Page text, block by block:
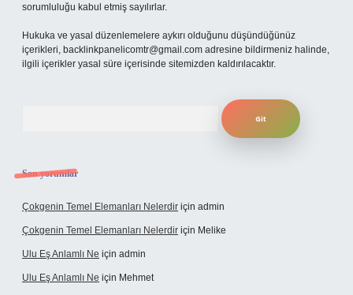
sorumluluğu kabul etmiş sayılırlar.
Hukuka ve yasal düzenlemelere aykırı olduğunu düşündüğünüz
içerikleri, backlinkpanelicomtr@gmail.com adresine bildirmeniz halinde,
ilgili içerikler yasal süre içerisinde sitemizden kaldırılacaktır.
Son yorumlar
Çokgenin Temel Elemanları Nelerdir için admin
Çokgenin Temel Elemanları Nelerdir için Melike
Ulu Eş Anlamlı Ne için admin
Ulu Eş Anlamlı Ne için Mehmet